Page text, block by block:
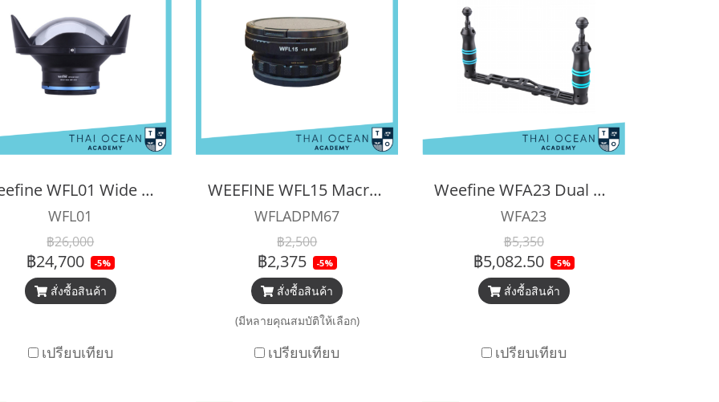
Weefine WFL01 Wide angle lens M67-24mm
WFL01
฿26,000
฿24,700 -5%
สั่งซื้อสินค้า
เปรียบเทียบ
WEEFINE WFL15 Macro lens for Action cams (M67) , WFA136 Adaper M67 for GoPro
WFLADPM67
฿2,500
฿2,375 -5%
สั่งซื้อสินค้า
(มีหลายคุณสมบัติให้เลือก)
เปรียบเทียบ
Weefine WFA23 Dual Handle Tray
WFA23
฿5,350
฿5,082.50 -5%
สั่งซื้อสินค้า
เปรียบเทียบ